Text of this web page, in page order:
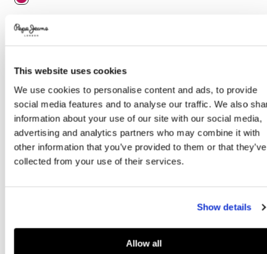
This website uses cookies
We use cookies to personalise content and ads, to provide
social media features and to analyse our traffic. We also
information about your use of our site with our social media,
advertising and analytics partners who may combine it with
other information that you’ve provided to them or that they’ve
collected from your use of their services.
Show details
Allow all
SÉLECTIONNEZ LA TAILLE:
Le mannequin porte: STaille du mannequin:
Guide des tailles
AJOUTER AU PANIER